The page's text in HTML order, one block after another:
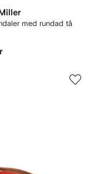
med rundad tå